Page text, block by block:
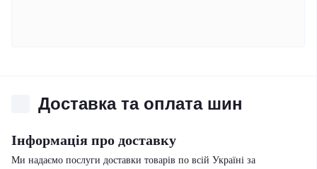
Доставка та оплата шин
Інформація про доставку
Ми надаємо послуги доставки товарів по всій Україні за